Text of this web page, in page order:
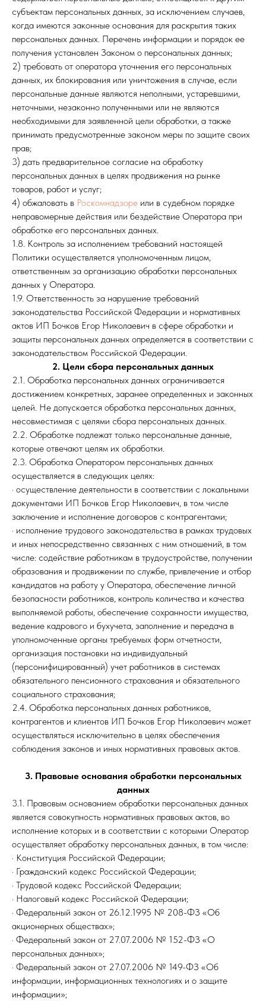
субъектам персональных данных, за исключением случаев,
когда имеются законные основания для раскрытия таких
персональных данных. Перечень информации и порядок ее
получения установлен Законом о персональных данных;
2) требовать от оператора уточнения его персональных
данных, их блокирования или уничтожения в случае, если
персональные данные являются неполными, устаревшими,
неточными, незаконно полученными или не являются
необходимыми для заявленной цели обработки, а также
принимать предусмотренные законом меры по защите своих
прав;
3) дать предварительное согласие на обработку
персональных данных в целях продвижения на рынке
товаров, работ и услуг;
4) обжаловать в Роскомнадзоре или в судебном порядке
неправомерные действия или бездействие Оператора при
обработке его персональных данных.
1.8. Контроль за исполнением требований настоящей
Политики осуществляется уполномоченным лицом,
ответственным за организацию обработки персональных
данных у Оператора.
1.9. Ответственность за нарушение требований
законодательства Российской Федерации и нормативных
актов ИП Бочков Егор Николаевич в сфере обработки и
защиты персональных данных определяется в соответствии с
законодательством Российской Федерации.
2. Цели сбора персональных данных
2.1. Обработка персональных данных ограничивается
достижением конкретных, заранее определенных и законных
целей. Не допускается обработка персональных данных,
несовместимая с целями сбора персональных данных.
2.2. Обработке подлежат только персональные данные,
которые отвечают целям их обработки.
2.3. Обработка Оператором персональных данных
осуществляется в следующих целях:
· осуществление деятельности в соответствии с локальными
документами ИП Бочков Егор Николаевич, в том числе
заключение и исполнение договоров с контрагентами;
· исполнение трудового законодательства в рамках трудовых
и иных непосредственно связанных с ним отношений, в том
числе: содействие работникам в трудоустройстве, получении
образования и продвижении по службе, привлечение и отбор
кандидатов на работу у Оператора, обеспечение личной
безопасности работников, контроль количества и качества
выполняемой работы, обеспечение сохранности имущества,
ведение кадрового и бухучета, заполнение и передача в
уполномоченные органы требуемых форм отчетности,
организация постановки на индивидуальный
(персонифицированный) учет работников в системах
обязательного пенсионного страхования и обязательного
социального страхования;
2.4. Обработка персональных данных работников,
контрагентов и клиентов ИП Бочков Егор Николаевич может
осуществляться исключительно в целях обеспечения
соблюдения законов и иных нормативных правовых актов.
3. Правовые основания обработки персональных
данных
3.1. Правовым основанием обработки персональных данных
является совокупность нормативных правовых актов, во
исполнение которых и в соответствии с которыми Оператор
осуществляет обработку персональных данных, в том числе:
· Конституция Российской Федерации;
· Гражданский кодекс Российской Федерации;
· Трудовой кодекс Российской Федерации;
· Налоговый кодекс Российской Федерации;
· Федеральный закон от 26.12.1995 № 208-ФЗ «Об
акционерных обществах»;
· Федеральный закон от 27.07.2006 № 152-ФЗ «О
персональных данных»;
· Федеральный закон от 27.07.2006 № 149-ФЗ «Об
информации, информационных технологиях и о защите
информации»;